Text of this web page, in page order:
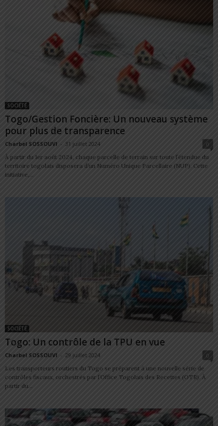
SOCIÉTÉ
Togo/Gestion Foncière: Un nouveau système
pour plus de transparence
Charbel SOSSOUVI - 31 juillet 2024
0
À partir du 1er août 2024, chaque parcelle de terrain sur toute l’étendue du
territoire togolais disposera d’un Numéro Unique Parcellaire (NUP). Cette
initiative,...
SOCIÉTÉ
Togo: Un contrôle de la TPU en vue
Charbel SOSSOUVI - 29 juillet 2024
0
Les transporteurs routiers du Togo se préparent à une nouvelle série de
contrôles fiscaux, orchestrés par l’Office Togolais des Recettes (OTR). À
partir du...